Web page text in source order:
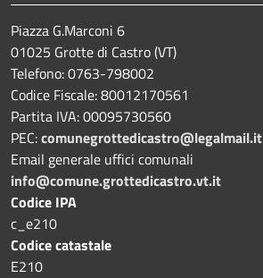
Piazza G.Marconi 6
01025 Grotte di Castro (VT)
Telefono: 0763-798002
Codice Fiscale: 80012170561
Partita IVA: 00095730560
PEC:comunegrottedicastro@legalmail.it
Email generale uffici comunali
info@comune.grottedicastro.vt.it
Codice IPA
c_e210
Codice catastale
E210